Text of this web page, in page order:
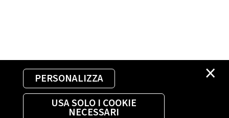
×
PERSONALIZZA
USA SOLO I COOKIE
NECESSARI